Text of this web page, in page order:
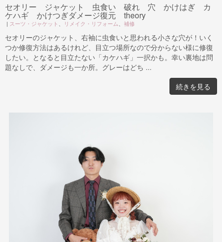
セオリー ジャケット 虫食い 破れ 穴 かけはぎ カ
ケハギ かけつぎダメージ復元 theory
| スーツ・ジャケット リメイク・リフォーム 補修
セオリーのジャケット、右袖に虫食いと思われる小さな穴が！いく
つか修復方法はあるけれど、目立つ場所なので分からない様に修復
したい。となると目立たない「カケハギ」一択かも。幸い裏地は問
題なしで、ダメージも一か所。グレーはどち ...
続きを見る